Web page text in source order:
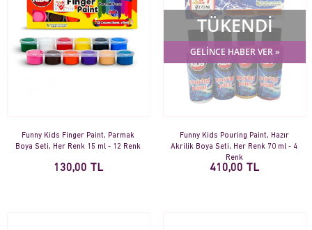
Funny Kids Finger Paint, Parmak
Boya Seti, Her Renk 15 ml - 12 Renk
130,00 TL
TÜKENDİ
GELİNCE HABER VER »
Funny Kids Pouring Paint, Hazır
Akrilik Boya Seti, Her Renk 70 ml - 4
Renk
410,00 TL